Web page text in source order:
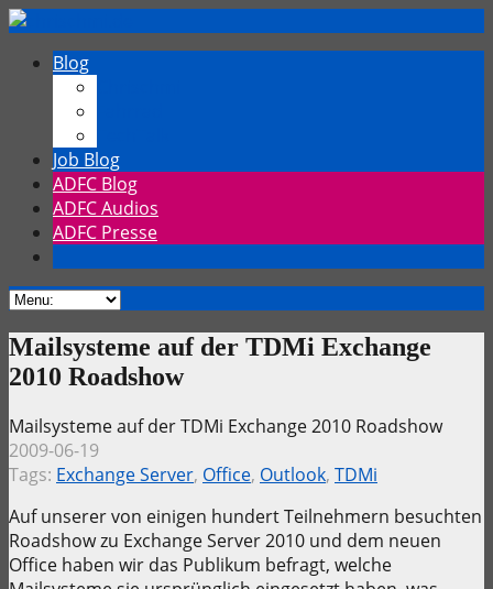
Blog
Job Blog
ADFC Blog
ADFC Audios
ADFC Presse
Mailsysteme auf der TDMi Exchange
2010 Roadshow
Mailsysteme auf der TDMi Exchange 2010 Roadshow
2009-06-19
Tags: Exchange Server, Office, Outlook, TDMi
Auf unserer von einigen hundert Teilnehmern besuchten
Roadshow zu Exchange Server 2010 und dem neuen
Office haben wir das Publikum befragt, welche